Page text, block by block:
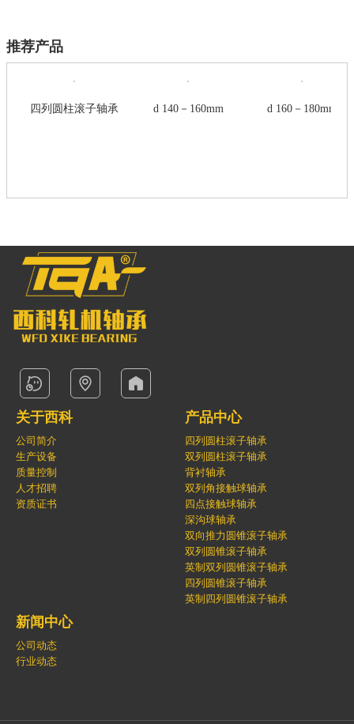
推荐产品
四列圆柱滚子轴承 d 140－160mm d 160－180mm
关于西科
公司简介
生产设备
质量控制
人才招聘
资质证书
产品中心
四列圆柱滚子轴承
双列圆柱滚子轴承
背衬轴承
双列角接触球轴承
四点接触球轴承
深沟球轴承
双向推力圆锥滚子轴承
双列圆锥滚子轴承
英制双列圆锥滚子轴承
四列圆锥滚子轴承
英制四列圆锥滚子轴承
新闻中心
公司动态
行业动态